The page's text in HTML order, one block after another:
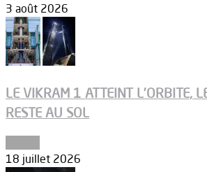
3 août 2026
LE VIKRAM 1 ATTEINT L’ORBITE,
RESTE AU SOL
18 juillet 2026